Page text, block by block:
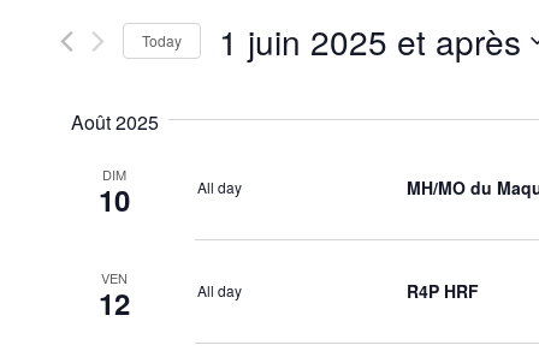
vues
par
mot-
Today 1 juin 2025 et après
date
Août 2025
DIM
10 All day MH/MO du
VEN
12 All day R4P HRF